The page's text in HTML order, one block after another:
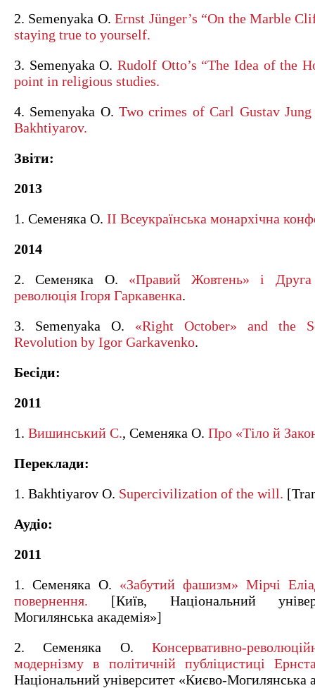
2. Semenyaka O.Ernst Jünger’s “On the Marble
staying true to yourself.
3. Semenyaka O. Rudolf Otto’s “The Idea of the
point in religious studies.
4. Semenyaka O.Two crimes of Carl Gustav
Bakhtiyarov.
Звіти:
2013
1. Семеняка О. ІІ Всеукраїнська монархічна
2014
2. Семеняка О. «Правий Жовтень» і Друга
революція Ігоря Гаркавенка.
3. Semenyaka O. «Right October» and the
Revolution by Igor Garkavenko.
Бесіди:
2011
1. Вишинський С., Семеняка О. Про «Тіло й
Переклади:
1. Bakhtiyarov O. Supercivilization of the will.
Аудіо:
2011
1. Семеняка О. «Забутий фашизм» Мірчі
повернення. [Київ, Національний
Могилянська академія»]
2. Семеняка О. Консервативно-
модернізму в політичній публіцистиці
Національний університет «Києво-Могилянська